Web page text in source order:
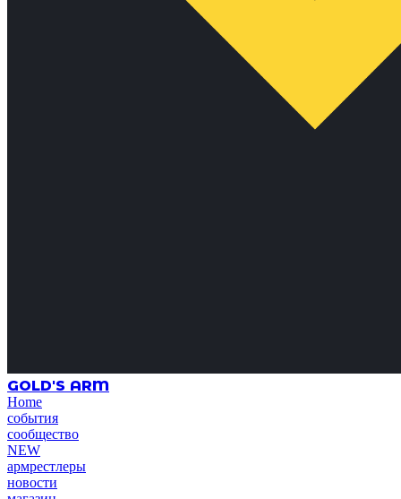
GOLD'S ARM
Home
события
сообщество
NEW
армрестлеры
новости